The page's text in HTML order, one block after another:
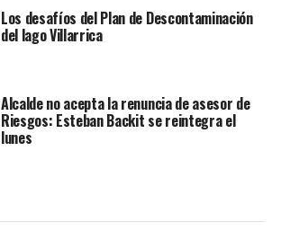
Los desafíos del Plan de Descontaminación
del lago Villarrica
Alcalde no acepta la renuncia de asesor de
Riesgos: Esteban Backit se reintegra el
lunes